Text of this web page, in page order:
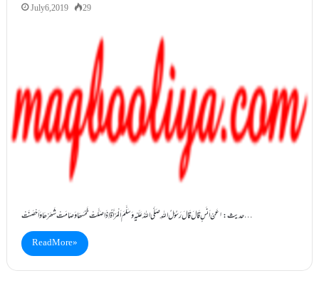
July 6, 2019 29
حدیث:۱ عَنْ اَنَسٍ قَالَ قَالَ رَسُوْلُ اللہِ صَلَّی اللہُ عَلَیْہِ وَسَلَّمَ اَلْمَرْأَۃُ اِذَا صَلَّتْ خَمْسَھَا وَصَامَتْ شَھْرَھَا وَاَحْصَنَتْ…
Read More »